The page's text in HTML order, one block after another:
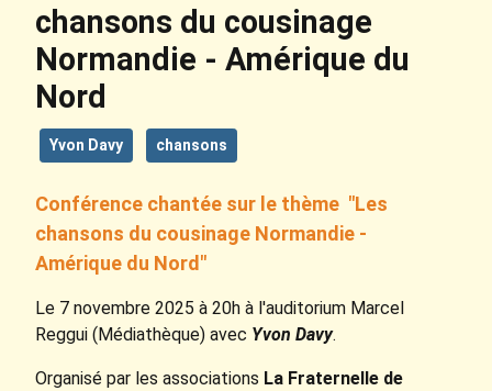
chansons du cousinage
Normandie - Amérique du
Nord
Yvon Davy chansons
Conférence chantée sur le thème "Les
chansons du cousinage Normandie -
Amérique du Nord"
Le 7 novembre 2025 à 20h à l'auditorium Marcel
Reggui (Médiathèque) avec Yvon Davy.
Organisé par les associations La Fraternelle de